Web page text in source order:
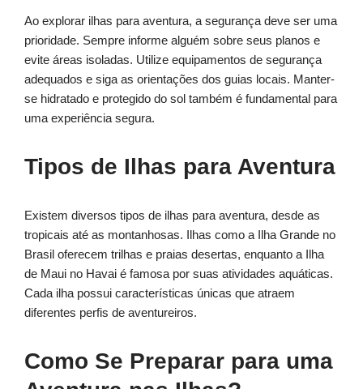
Ao explorar ilhas para aventura, a segurança deve ser uma
prioridade. Sempre informe alguém sobre seus planos e
evite áreas isoladas. Utilize equipamentos de segurança
adequados e siga as orientações dos guias locais. Manter-
se hidratado e protegido do sol também é fundamental para
uma experiência segura.
Tipos de Ilhas para Aventura
Existem diversos tipos de ilhas para aventura, desde as
tropicais até as montanhosas. Ilhas como a Ilha Grande no
Brasil oferecem trilhas e praias desertas, enquanto a Ilha
de Maui no Havai é famosa por suas atividades aquáticas.
Cada ilha possui características únicas que atraem
diferentes perfis de aventureiros.
Como Se Preparar para uma